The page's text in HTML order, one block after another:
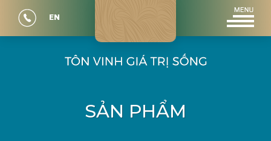
EN
SẢN PHẨM